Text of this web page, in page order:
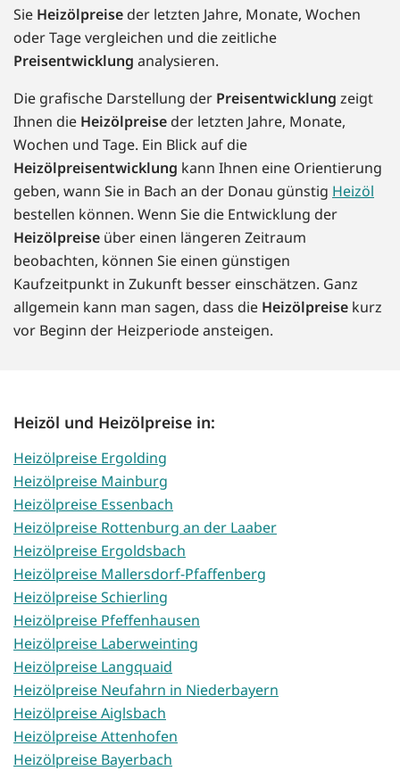
Sie Heizölpreise der letzten Jahre, Monate, Wochen
oder Tage vergleichen und die zeitliche
Preisentwicklung analysieren.
Die grafische Darstellung der Preisentwicklung zeigt
Ihnen die Heizölpreise der letzten Jahre, Monate,
Wochen und Tage. Ein Blick auf die
Heizölpreisentwicklung kann Ihnen eine Orientierung
geben, wann Sie in Bach an der Donau günstig Heizöl
bestellen können. Wenn Sie die Entwicklung der
Heizölpreise über einen längeren Zeitraum
beobachten, können Sie einen günstigen
Kaufzeitpunkt in Zukunft besser einschätzen. Ganz
allgemein kann man sagen, dass die Heizölpreise kurz
vor Beginn der Heizperiode ansteigen.
Heizöl und Heizölpreise in:
Heizölpreise Ergolding
Heizölpreise Mainburg
Heizölpreise Essenbach
Heizölpreise Rottenburg an der Laaber
Heizölpreise Ergoldsbach
Heizölpreise Mallersdorf-Pfaffenberg
Heizölpreise Schierling
Heizölpreise Pfeffenhausen
Heizölpreise Laberweinting
Heizölpreise Langquaid
Heizölpreise Neufahrn in Niederbayern
Heizölpreise Aiglsbach
Heizölpreise Attenhofen
Heizölpreise Bayerbach